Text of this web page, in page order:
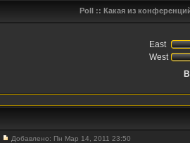
Poll :: Какая из
East
West
Добавлено: Пн Мар 14, 2011 23:50